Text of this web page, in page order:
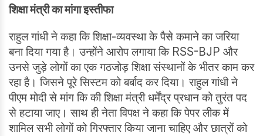
शिक्षा मंत्री का मांगा इस्तीफा
राहुल गांधी ने कहा कि शिक्षा-व्यवस्था के पैसे कमाने का जरिया
बना दिया गया है। उन्होंने आरोप लगाया कि RSS-BJP और
उनसे जुड़े लोगों का एक गठजोड़ शिक्षा संस्थानों के भीतर काम कर
रहा है। जिसने पूरे सिस्टम को बर्बाद कर दिया। राहुल गांधी ने
पीएम मोदी से मांग कि की शिक्षा मंत्री धर्मेंद्र प्रधान को तुरंत पद
से हटाया जाए। साथ ही नेता विपक्ष ने कहा कि पेपर लीक में
शामिल सभी लोगों को गिरफ्तार किया जाना चाहिए और छात्रों को